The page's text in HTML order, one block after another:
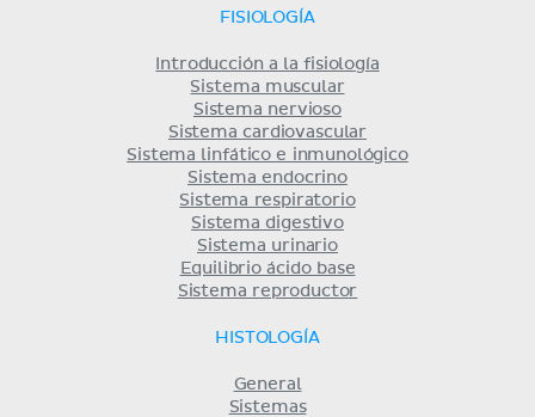
FISIOLOGÍA
Introducción a la fisiología
Sistema muscular
Sistema nervioso
Sistema cardiovascular
Sistema linfático e inmunológico
Sistema endocrino
Sistema respiratorio
Sistema digestivo
Sistema urinario
Equilibrio ácido base
Sistema reproductor
HISTOLOGÍA
General
Sistemas